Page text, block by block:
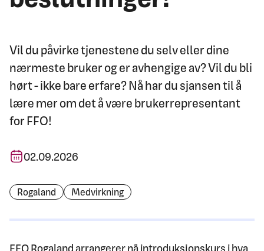
Vil du påvirke tjenestene du selv eller dine
nærmeste bruker og er avhengige av? Vil du bli
hørt - ikke bare erfare? Nå har du sjansen til å
lære mer om det å være brukerrepresentant
for FFO!
02.09.2026
Rogaland Medvirkning
FFO Rogaland arrangerer nå introduksjonskurs i hva